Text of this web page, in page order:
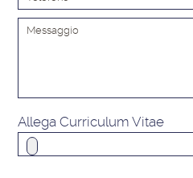
Allega Curriculum Vitae